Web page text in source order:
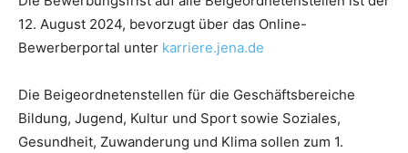
12. August 2024, bevorzugt über das Online-
Bewerberportal unter karriere.jena.de
Die Beigeordnetenstellen für die Geschäftsbereiche
Bildung, Jugend, Kultur und Sport sowie Soziales,
Gesundheit, Zuwanderung und Klima sollen zum 1.